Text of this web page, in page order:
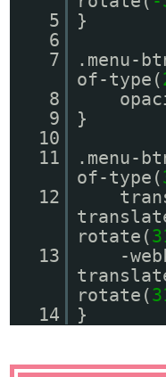
5
}
6
7
.menu-
of-type(
8
9
}
10
11
.menu-
of-type(
12
rotate(
13
-
rotate(
14
}